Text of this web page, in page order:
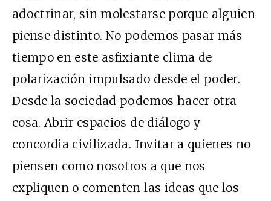
adoctrinar, sin molestarse porque alguien
piense distinto. No podemos pasar más
tiempo en este asfixiante clima de
polarización impulsado desde el poder.
Desde la sociedad podemos hacer otra
cosa. Abrir espacios de diálogo y
concordia civilizada. Invitar a quienes no
piensen como nosotros a que nos
expliquen o comenten las ideas que los